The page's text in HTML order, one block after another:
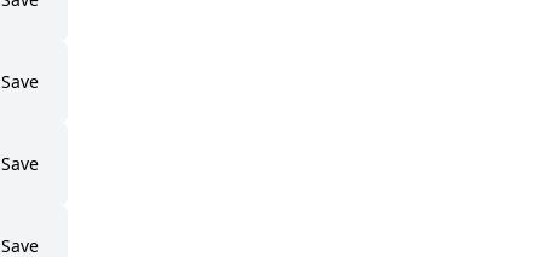
Save
Save
Save